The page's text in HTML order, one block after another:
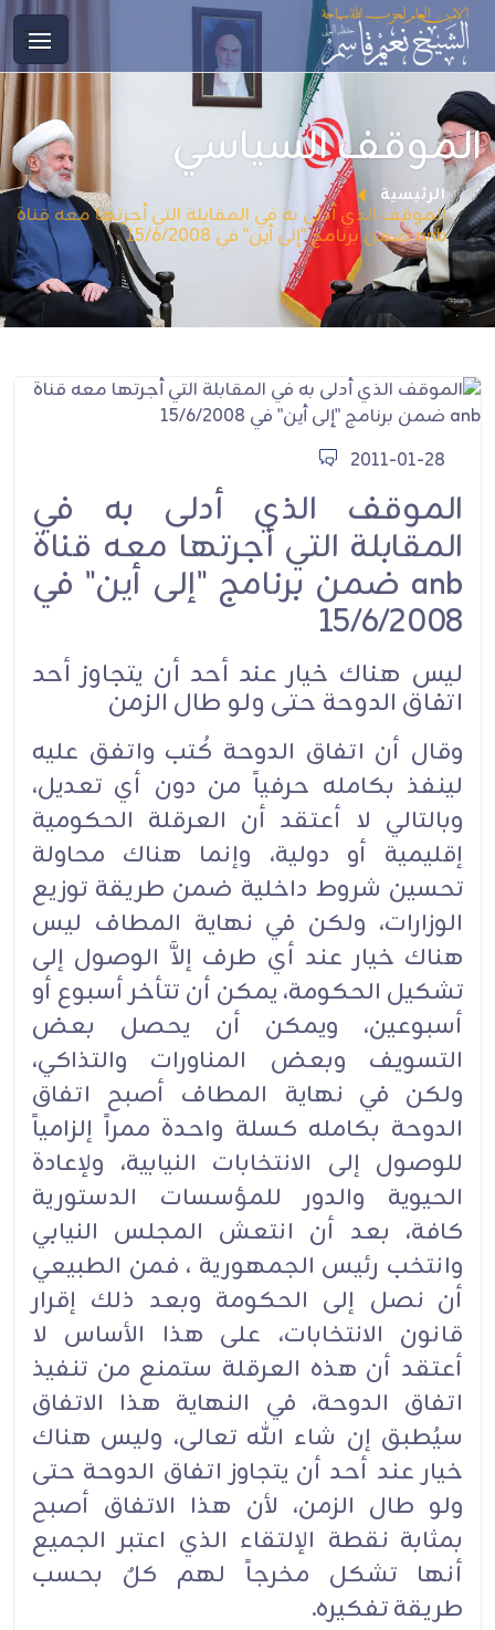
الموقف السياسي
الرئيسية
الموقف الذي أدلى به في المقابلة التي أجرتها معه قناة
anb ضمن برنامج "إلى أين" في 15/6/2008
2011-01-28
الموقف الذي أدلى به في
المقابلة التي أجرتها معه قناة
anb ضمن برنامج "إلى أين" في
15/6/2008
ليس هناك خيار عند أحد أن يتجاوز أحد
اتفاق الدوحة حتى ولو طال الزمن
وقال أن اتفاق الدوحة كُتب واتفق عليه
لينفذ بكامله حرفياً من دون أي تعديل،
وبالتالي لا أعتقد أن العرقلة الحكومية
إقليمية أو دولية، وإنما هناك محاولة
تحسين شروط داخلية ضمن طريقة توزيع
الوزارات، ولكن في نهاية المطاف ليس
هناك خيار عند أي طرف إلاَّ الوصول إلى
تشكيل الحكومة، يمكن أن تتأخر أسبوع أو
أسبوعين، ويمكن أن يحصل بعض
التسويف وبعض المناورات والتذاكي،
ولكن في نهاية المطاف أصبح اتفاق
الدوحة بكامله كسلة واحدة ممراً إلزامياً
للوصول إلى الانتخابات النيابية، ولإعادة
الحيوية والدور للمؤسسات الدستورية
كافة، بعد أن انتعش المجلس النيابي
وانتخب رئيس الجمهورية ، فمن الطبيعي
أن نصل إلى الحكومة وبعد ذلك إقرار
قانون الانتخابات، على هذا الأساس لا
أعتقد أن هذه العرقلة ستمنع من تنفيذ
اتفاق الدوحة، في النهاية هذا الاتفاق
سيُطبق إن شاء الله تعالى، وليس هناك
خيار عند أحد أن يتجاوز اتفاق الدوحة حتى
ولو طال الزمن، لأن هذا الاتفاق أصبح
بمثابة نقطة الإلتقاء الذي اعتبر الجميع
أنها تشكل مخرجاً لهم كلٌ بحسب
طريقة تفكيره.